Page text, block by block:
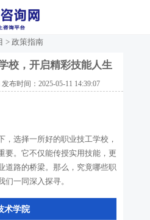
> 政策指南
校，开启精彩技能人生
布时间：2025-05-11 14:39:07
，选择一所好的职业技工学校，
要。它不仅能传授实用技能，更
道路的桥梁。那么，究竟哪些职
一同深入探寻。
术学院